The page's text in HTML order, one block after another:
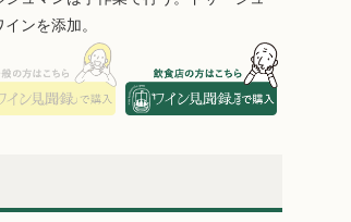
ンを添加。